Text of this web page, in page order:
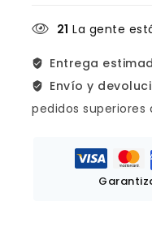
21 La gente
Entrega
Envío y
pedidos superiores